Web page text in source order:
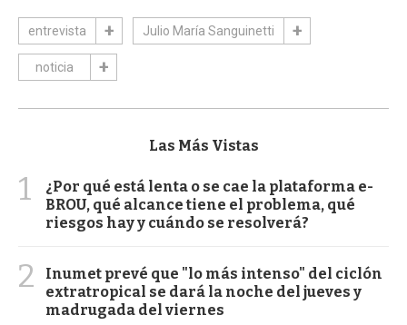
entrevista Julio María Sanguinetti
noticia
Las Más Vistas
1
¿Por qué está lenta o se cae la plataforma e-
BROU, qué alcance tiene el problema, qué
riesgos hay y cuándo se resolverá?
2
Inumet prevé que "lo más intenso" del ciclón
extratropical se dará la noche del jueves y
madrugada del viernes